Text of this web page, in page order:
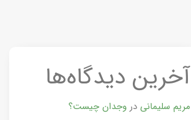
آخرین دیدگاه‌ها
مریم سلیمانی دروجدان چیست؟